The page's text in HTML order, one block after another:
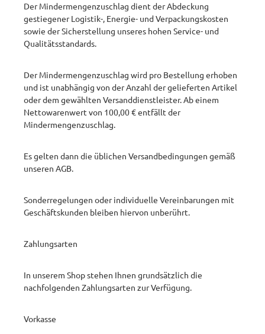
Der Mindermengenzuschlag dient der Abdeckung
gestiegener Logistik-, Energie- und Verpackungskosten
sowie der Sicherstellung unseres hohen Service- und
Qualitätsstandards.
Der Mindermengenzuschlag wird pro Bestellung erhoben
und ist unabhängig von der Anzahl der gelieferten Artikel
oder dem gewählten Versanddienstleister. Ab einem
Nettowarenwert von 100,00 € entfällt der
Mindermengenzuschlag.
Es gelten dann die üblichen Versandbedingungen gemäß
unseren AGB.
Sonderregelungen oder individuelle Vereinbarungen mit
Geschäftskunden bleiben hiervon unberührt.
Zahlungsarten
In unserem Shop stehen Ihnen grundsätzlich die
nachfolgenden Zahlungsarten zur Verfügung. ​
Vorkasse